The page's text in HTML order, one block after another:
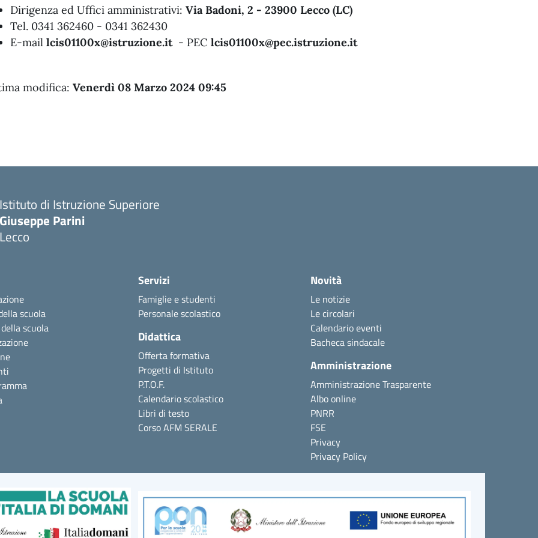
Dirigenza ed Uffici amministrativi: Via Badoni, 2 - 23900 Lecco (LC)
Tel. 0341 362460 - 0341 362430
E-mail lcis01100x@istruzione.it- PEC lcis01100x@pec.istruzione.it
modifica: Venerdì 08 Marzo 2024 09:45
Istituto di Istruzione Superiore
Giuseppe Parini
Lecco
scuola
scuola
Servizi
Famiglie e studenti
Personale scolastico
Didattica
Offerta formativa
Progetti di Istituto
P.T.O.F.
Calendario scolastico
Libri di testo
Corso AFM SERALE
Novità
Le notizie
Le circolari
Calendario eventi
Bacheca sindacale
Amministrazione
Amministrazione Trasparente
Albo online
PNRR
FSE
Privacy
Privacy Policy